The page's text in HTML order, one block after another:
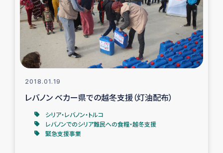
ふりかけ普及と食生活改善による栄養改善事業
フェアトレード事業
緊急支援事業
女性の生計向上を通じた子どもの栄養改善事業
民際教育
2018.01.19
レバノン ベカー県での越冬支援（灯油配布）
シリア・レバノン・トルコ
レバノンでのシリア難民への食糧・越冬支援
緊急支援事業